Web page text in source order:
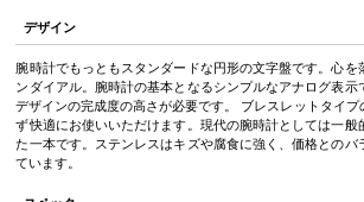
デザイン
腕時計でもっともスタンダードな円形の文字盤です。心を
ンダイアル。腕時計の基本となるシンプルなアナログ表示
デザインの完成度の高さが必要です。 ブレスレットタイ
ず快適にお使いいただけます。現代の腕時計としては一般
た一本です。ステンレスはキズや腐食に強く、価格とのバ
ています。